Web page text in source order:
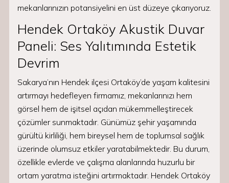
mekanlarınızın potansiyelini en üst düzeye çıkarıyoruz.
Hendek Ortaköy Akustik Duvar
Paneli: Ses Yalıtımında Estetik
Devrim
Sakarya’nın Hendek ilçesi Ortaköy’de yaşam kalitesini
artırmayı hedefleyen firmamız, mekanlarınızı hem
görsel hem de işitsel açıdan mükemmelleştirecek
çözümler sunmaktadır. Günümüz şehir yaşamında
gürültü kirliliği, hem bireysel hem de toplumsal sağlık
üzerinde olumsuz etkiler yaratabilmektedir. Bu durum,
özellikle evlerde ve çalışma alanlarında huzurlu bir
ortam yaratma isteğini artırmaktadır. Hendek Ortaköy